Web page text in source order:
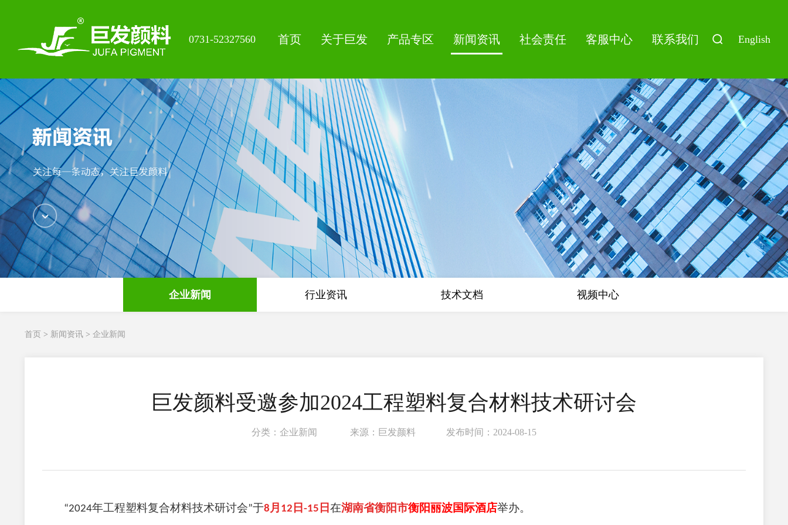
0731-52327560 首页 关于巨发 产品专区 新闻资讯 社会责任 客服中心 联系我们 English
企业新闻 行业资讯 技术文档 视频中心
首页 > 新闻资讯 > 企业新闻
巨发颜料受邀参加2024工程塑料复合材料技术研讨会
分类：企业新闻 来源：巨发颜料 发布时间：2024-08-15
“2024年工程塑料复合材料技术研讨会”于8 月 12 日 -15 日在湖南省衡阳市衡阳丽波国际酒店举办。